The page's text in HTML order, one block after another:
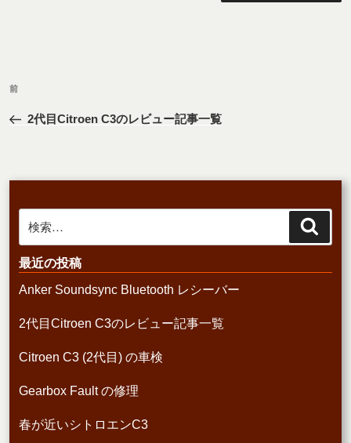
稿
ナ
ー
シ
ン
前
前
2代目Citroen C3のレビュー記事一覧
検
最近の投稿
Anker Soundsync Bluetooth レシーバー
2代目Citroen C3のレビュー記事一覧
Citroen C3 (2代目) の車検
Gearbox Fault の修理
春が近いシトロエンC3